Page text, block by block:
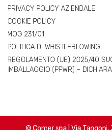
PRIVACY POLICY AZIENDALE
COOKIE POLICY
MOG 231/01
POLITICA DI WHISTLEBLOWING
REGOLAMENTO (UE) 2025/40
IMBALLAGGIO (PPWR) –